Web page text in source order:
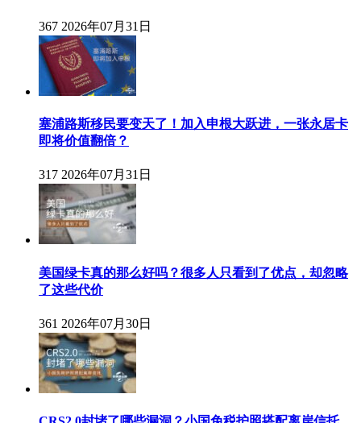
367 2026年07月31日
塞浦路斯移民要变天了！加入申根大跃进，一张永居卡
即将价值翻倍？
317 2026年07月31日
美国绿卡真的那么好吗？很多人只看到了优点，却忽略
了这些代价
361 2026年07月30日